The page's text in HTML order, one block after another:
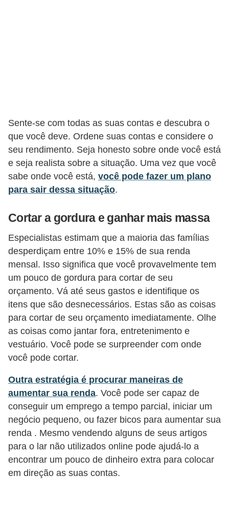
Sente-se com todas as suas contas e descubra o
que você deve. Ordene suas contas e considere o
seu rendimento. Seja honesto sobre onde você está
e seja realista sobre a situação. Uma vez que você
sabe onde você está, você pode fazer um plano
para sair dessa situação.
Cortar a gordura e ganhar mais massa
Especialistas estimam que a maioria das famílias
desperdiçam entre 10% e 15% de sua renda
mensal. Isso significa que você provavelmente tem
um pouco de gordura para cortar de seu
orçamento. Vá até seus gastos e identifique os
itens que são desnecessários. Estas são as coisas
para cortar de seu orçamento imediatamente. Olhe
as coisas como jantar fora, entretenimento e
vestuário. Você pode se surpreender com onde
você pode cortar.
Outra estratégia é procurar maneiras de
aumentar sua renda. Você pode ser capaz de
conseguir um emprego a tempo parcial, iniciar um
negócio pequeno, ou fazer bicos para aumentar sua
renda . Mesmo vendendo alguns de seus artigos
para o lar não utilizados online pode ajudá-lo a
encontrar um pouco de dinheiro extra para colocar
em direção as suas contas.
ç
õ
e
s
f
n
a
n
c
e
i
a
s
C
â
m
b
i
o
C
a